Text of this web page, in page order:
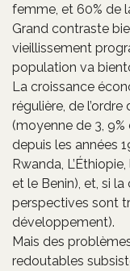
femme, et 60% de
Grand contraste
vieillissement
population va
La croissance
régulière, de
(moyenne de 3,
depuis les années
Rwanda,
et le Benin), et, si
perspectives sont
développement).
Mais des
redoutables